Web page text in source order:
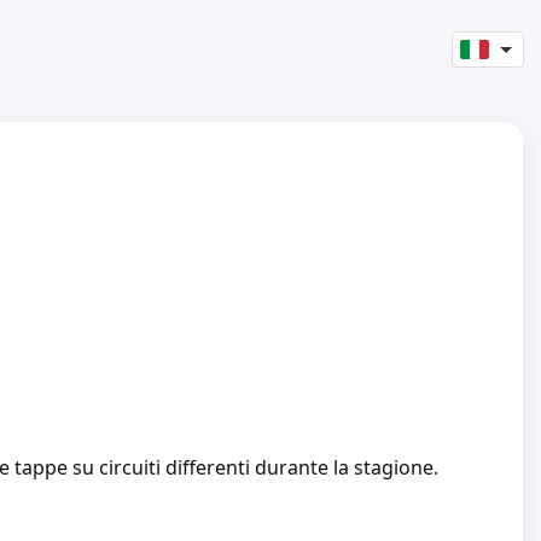
tappe su circuiti differenti durante la stagione.